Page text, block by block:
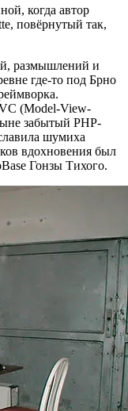
когда автор
повёрнутый так,
размышлений и
где-то под Брно
(Model-View-
забытый PHP-
шумиха
вдохновения был
Гонзы Тихого.